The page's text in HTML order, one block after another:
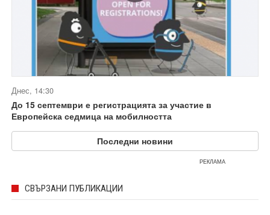
Днес, 14:30
До 15 септември е регистрацията за участие в
Европейска седмица на мобилността
Последни новини
РЕКЛАМА
СВЪРЗАНИ ПУБЛИКАЦИИ